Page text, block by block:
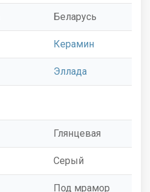
Беларусь
Керамин
Эллада
Глянцевая
Серый
Под мрамор